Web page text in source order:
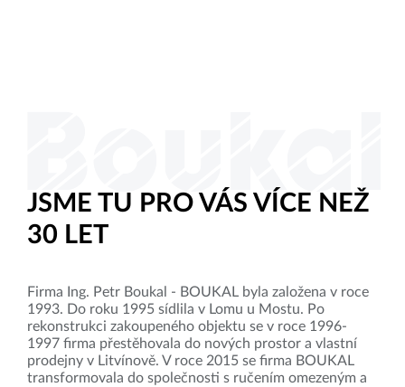
JSME TU PRO VÁS VÍCE NEŽ
30 LET
Firma Ing. Petr Boukal - BOUKAL byla založena v roce
1993. Do roku 1995 sídlila v Lomu u Mostu. Po
rekonstrukci zakoupeného objektu se v roce 1996-
1997 firma přestěhovala do nových prostor a vlastní
prodejny v Litvínově. V roce 2015 se firma BOUKAL
transformovala do společnosti s ručením omezeným a